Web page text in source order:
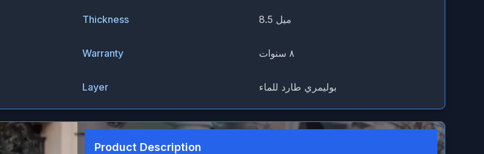
Thickness 8.5 ميل
Warranty ٨ سنوات
Layer بوليمري طارد للماء
Product Description